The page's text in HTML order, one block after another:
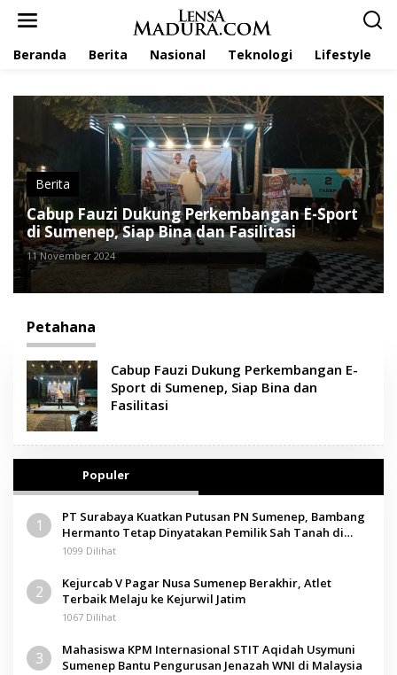
Beranda Berita Nasional Teknologi Lifestyle
Berita
Cabup Fauzi Dukung Perkembangan E-Sport
di Sumenep, Siap Bina dan Fasilitasi
11 November 2024
Petahana
Cabup Fauzi Dukung Perkembangan E-
Sport di Sumenep, Siap Bina dan
Fasilitasi
Populer
1
PT Surabaya Kuatkan Putusan PN Sumenep, Bambang
Hermanto Tetap Dinyatakan Pemilik Sah Tanah di
Pamolokan
1099 Dilihat
2
Kejurcab V Pagar Nusa Sumenep Berakhir, Atlet
Terbaik Melaju ke Kejurwil Jatim
1067 Dilihat
3
Mahasiswa KPM Internasional STIT Aqidah Usymuni
Sumenep Bantu Pengurusan Jenazah WNI di Malaysia